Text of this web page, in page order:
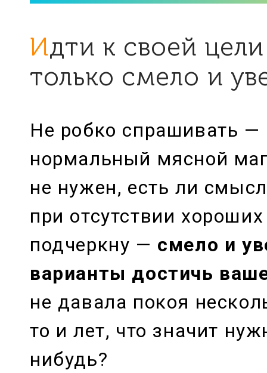
Идти к своей цели можно
только смело и
Не робко спрашивать
нормальный мясной
не нужен, есть ли
при отсутствии
подчеркну — смело и
варианты достичь
не давала покоя
то и лет, что значит
нибудь?